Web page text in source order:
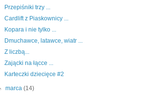
Przepiśniki trzy ...
Cardlift z Piaskownicy ...
Kopara i nie tylko ...
Dmuchawce, latawce, wiatr ...
Z liczbą...
Zającki na łącce ...
Karteczki dziecięce #2
marca(14)